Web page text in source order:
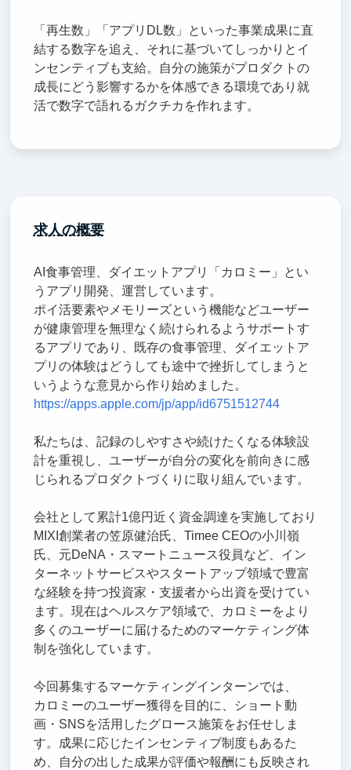
「再生数」「アプリDL数」といった事業成果に直
結する数字を追え、それに基づいてしっかりとイ
ンセンティブも支給。自分の施策がプロダクトの
成長にどう影響するかを体感できる環境であり就
活で数字で語れるガクチカを作れます。
求人の概要
AI食事管理、ダイエットアプリ「カロミー」とい
うアプリ開発、運営しています。
ポイ活要素やメモリーズという機能などユーザー
が健康管理を無理なく続けられるようサポートす
るアプリであり、既存の食事管理、ダイエットア
プリの体験はどうしても途中で挫折してしまうと
いうような意見から作り始めました。
https://apps.apple.com/jp/app/id6751512744
私たちは、記録のしやすさや続けたくなる体験設
計を重視し、ユーザーが自分の変化を前向きに感
じられるプロダクトづくりに取り組んでいます。
会社として累計1億円近く資金調達を実施しており
MIXI創業者の笠原健治氏、Timee CEOの小川嶺
氏、元DeNA・スマートニュース役員など、イン
ターネットサービスやスタートアップ領域で豊富
な経験を持つ投資家・支援者から出資を受けてい
ます。現在はヘルスケア領域で、カロミーをより
多くのユーザーに届けるためのマーケティング体
制を強化しています。
今回募集するマーケティングインターンでは、
カロミーのユーザー獲得を目的に、ショート動
画・SNSを活用したグロース施策をお任せしま
す。成果に応じたインセンティブ制度もあるた
め、自分の出した成果が評価や報酬にも反映され